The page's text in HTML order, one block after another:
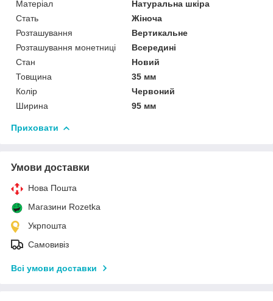
Матеріал
Натуральна шкіра
Стать
Жіноча
Розташування
Вертикальне
Розташування монетниці
Всередині
Стан
Новий
Товщина
35 мм
Колір
Червоний
Ширина
95 мм
Приховати
Умови доставки
Нова Пошта
Магазини Rozetka
Укрпошта
Самовивіз
Всі умови доставки